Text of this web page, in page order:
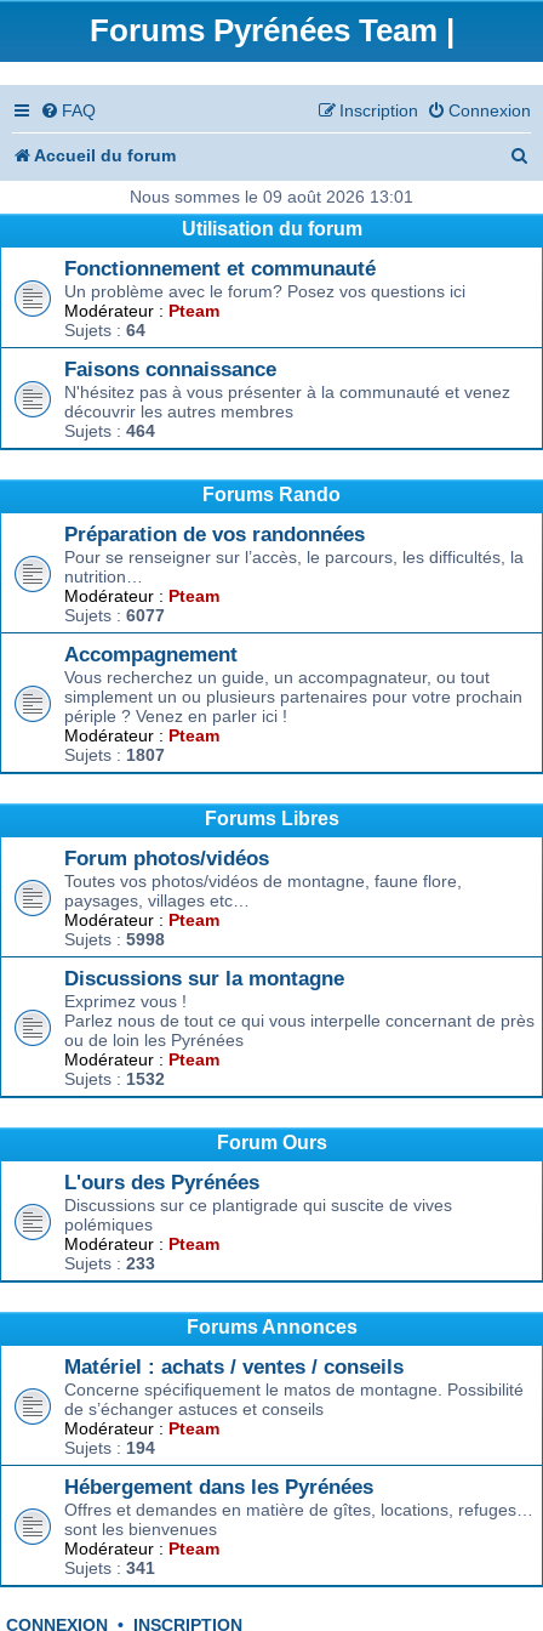
Forums Pyrénées Team |
FAQ Connexion
Inscription
Accueil du forum
e
Nous sommes le 09 août 2026 13:01
Utilisation du forum
Fonctionnement et communauté
Un problème avec le forum? Posez vos questions ici
Modérateur : Pteam
Sujets : 64
Faisons connaissance
N'hésitez pas à vous présenter à la communauté et venez
découvrir les autres membres
Sujets : 464
Forums Rando
Préparation de vos randonnées
Pour se renseigner sur l’accès, le parcours, les difficultés, la
nutrition…
Modérateur : Pteam
Sujets : 6077
Accompagnement
Vous recherchez un guide, un accompagnateur, ou tout
simplement un ou plusieurs partenaires pour votre prochain
périple ? Venez en parler ici !
Modérateur : Pteam
Sujets : 1807
Forums Libres
Forum photos/vidéos
Toutes vos photos/vidéos de montagne, faune flore,
paysages, villages etc…
Modérateur : Pteam
Sujets : 5998
Discussions sur la montagne
Exprimez vous !
Parlez nous de tout ce qui vous interpelle concernant de près
ou de loin les Pyrénées
Modérateur : Pteam
Sujets : 1532
Forum Ours
L'ours des Pyrénées
Discussions sur ce plantigrade qui suscite de vives
polémiques
Modérateur : Pteam
Sujets : 233
Forums Annonces
Matériel : achats / ventes / conseils
Concerne spécifiquement le matos de montagne. Possibilité
de s’échanger astuces et conseils
Modérateur : Pteam
Sujets : 194
Hébergement dans les Pyrénées
Offres et demandes en matière de gîtes, locations, refuges…
sont les bienvenues
Modérateur : Pteam
Sujets : 341
CONNEXION • INSCRIPTION